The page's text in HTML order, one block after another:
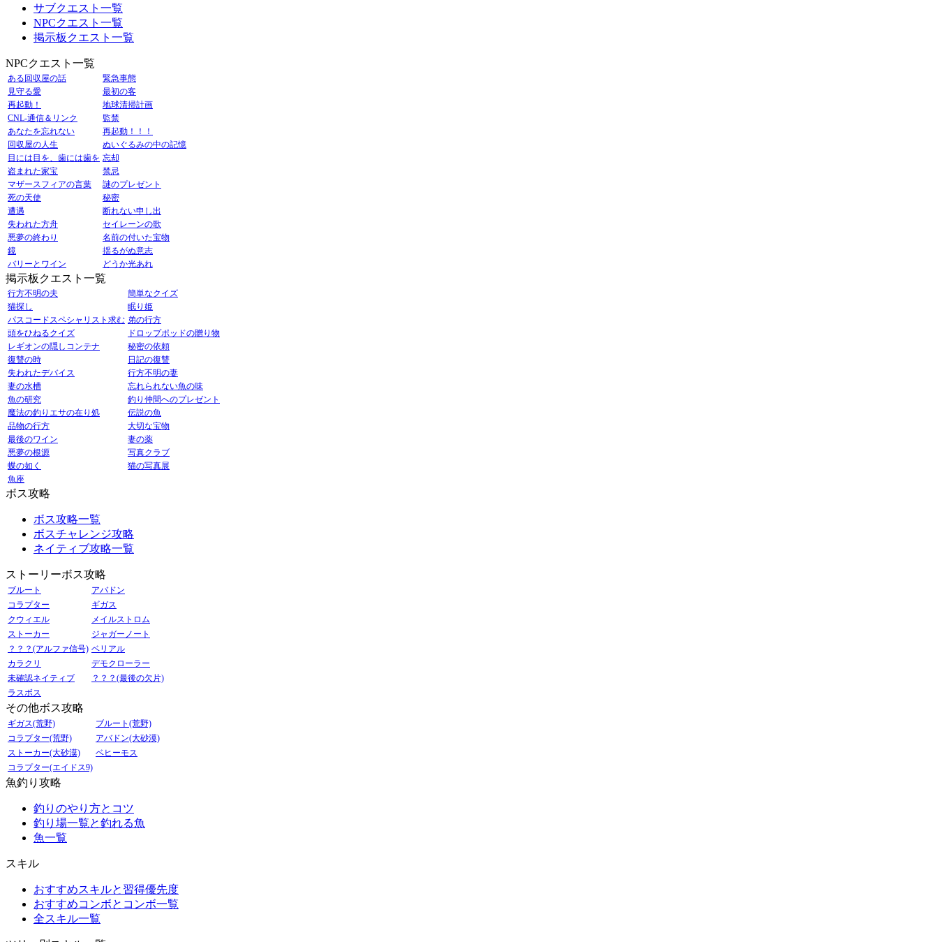
サブクエスト一覧
NPCクエスト一覧
掲示板クエスト一覧
NPCクエスト一覧
ある回収屋の話
緊急事態
見守る愛
最初の客
再起動！
地球清掃計画
CNL-通信＆リンク
監禁
あなたを忘れない
再起動！！！
回収屋の人生
ぬいぐるみの中の記憶
目には目を、歯には歯を 忘却
盗まれた家宝
禁忌
マザースフィアの言葉
謎のプレゼント
死の天使
秘密
遭遇
断れない申し出
失われた方舟
セイレーンの歌
悪夢の終わり
名前の付いた宝物
鏡
揺るがぬ意志
バリーとワイン
どうか光あれ
掲示板クエスト一覧
行方不明の夫
簡単なクイズ
猫探し
眠り姫
パスコードスペシャリスト求む 弟の行方
頭をひねるクイズ
ドロップポッドの贈り物
レギオンの隠しコンテナ
秘密の依頼
復讐の時
日記の復讐
失われたデバイス
行方不明の妻
妻の水槽
忘れられない魚の味
魚の研究
釣り仲間へのプレゼント
魔法の釣りエサの在り処
伝説の魚
品物の行方
大切な宝物
最後のワイン
妻の薬
悪夢の根源
写真クラブ
蝶の如く
猫の写真展
魚座
ボス攻略
ボス攻略一覧
ボスチャレンジ攻略
ネイティブ攻略一覧
ストーリーボス攻略
ブルート
アバドン
コラプター
ギガス
クウィエル
メイルストロム
ストーカー
ジャガーノート
？？？(アルファ信号) ベリアル
カラクリ
デモクローラー
未確認ネイティブ
？？？(最後の欠片)
ラスボス
その他ボス攻略
ギガス(荒野)
ブルート(荒野)
コラプター(荒野)
アバドン(大砂漠)
ストーカー(大砂漠)
ベヒーモス
コラプター(エイドス9)
魚釣り攻略
釣りのやり方とコツ
釣り場一覧と釣れる魚
魚一覧
スキル
おすすめスキルと習得優先度
おすすめコンボとコンボ一覧
全スキル一覧